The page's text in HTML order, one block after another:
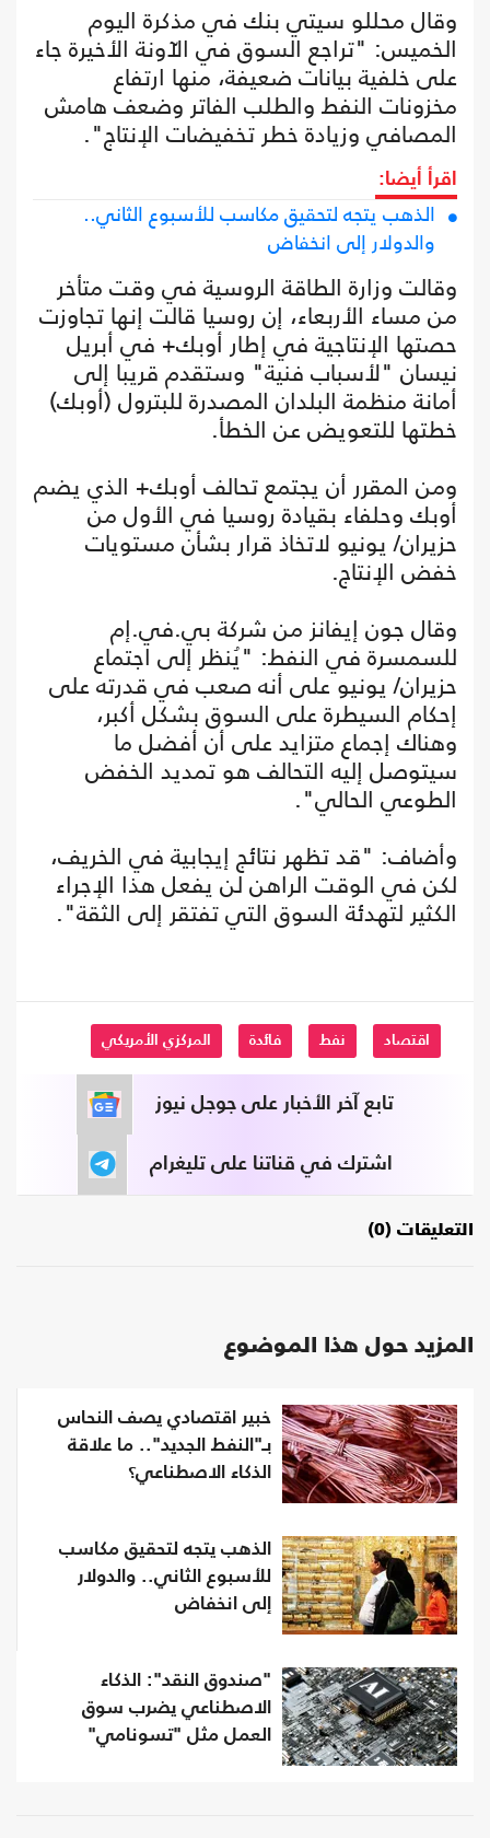
وقال محللو سيتي بنك في مذكرة اليوم
الخميس: "تراجع السوق في الآونة الأخيرة جاء
على خلفية بيانات ضعيفة، منها ارتفاع
مخزونات النفط والطلب الفاتر وضعف هامش
المصافي وزيادة خطر تخفيضات الإنتاج".
اقرأ أيضا:
الذهب يتجه لتحقيق مكاسب للأسبوع الثاني..
والدولار إلى انخفاض
وقالت وزارة الطاقة الروسية في وقت متأخر
من مساء الأربعاء، إن روسيا قالت إنها تجاوزت
حصتها الإنتاجية في إطار أوبك+ في أبريل
نيسان "لأسباب فنية" وستقدم قريبا إلى
أمانة منظمة البلدان المصدرة للبترول (أوبك)
خطتها للتعويض عن الخطأ.
ومن المقرر أن يجتمع تحالف أوبك+ الذي يضم
أوبك وحلفاء بقيادة روسيا في الأول من
حزيران/ يونيو لاتخاذ قرار بشأن مستويات
خفض الإنتاج.
وقال جون إيفانز من شركة بي.في.إم
للسمسرة في النفط: "يُنظر إلى اجتماع
حزيران/ يونيو على أنه صعب في قدرته على
إحكام السيطرة على السوق بشكل أكبر،
وهناك إجماع متزايد على أن أفضل ما
سيتوصل إليه التحالف هو تمديد الخفض
الطوعي الحالي".
وأضاف: "قد تظهر نتائج إيجابية في الخريف،
لكن في الوقت الراهن لن يفعل هذا الإجراء
الكثير لتهدئة السوق التي تفتقر إلى الثقة".
اقتصاد نفط فائدة المركزي الأمريكي
تابع آخر الأخبار على جوجل نيوز
اشترك في قناتنا على تليغرام
التعليقات (0)
المزيد حول هذا الموضوع
خبير اقتصادي يصف النحاس
بـ"النفط الجديد".. ما علاقة
الذكاء الاصطناعي؟
الذهب يتجه لتحقيق مكاسب
للأسبوع الثاني.. والدولار
إلى انخفاض
"صندوق النقد": الذكاء
الاصطناعي يضرب سوق
العمل مثل "تسونامي"